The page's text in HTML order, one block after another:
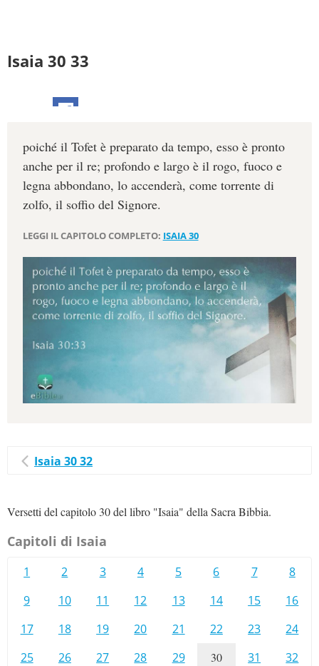
Isaia 30 33
poiché il Tofet è preparato da tempo, esso è pronto
anche per il re; profondo e largo è il rogo, fuoco e
legna abbondano, lo accenderà, come torrente di
zolfo, il soffio del Signore.
LEGGI IL CAPITOLO COMPLETO: ISAIA 30
Isaia 30 32
Versetti del capitolo 30 del libro "Isaia" della Sacra Bibbia.
Capitoli di Isaia
1 2 3 4 5 6 7
8
9
10 11 12 13 14 15
16
17
18 19 20 21 22 23
24
25
26 27 28 29 30 31
32